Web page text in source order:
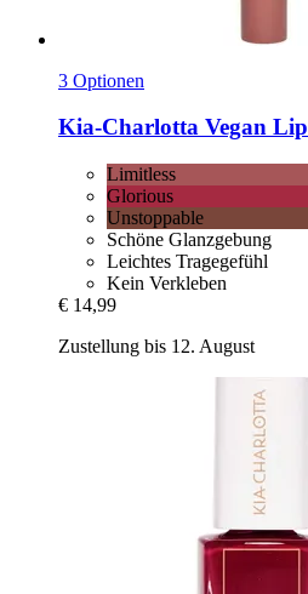
3 Optionen
Kia-Charlotta Vegan
Limitless
Glorious
Unstoppable
Schöne Glanzgebung
Leichtes Tragegefühl
Kein Verkleben
€ 14,99
Zustellung bis 12. August